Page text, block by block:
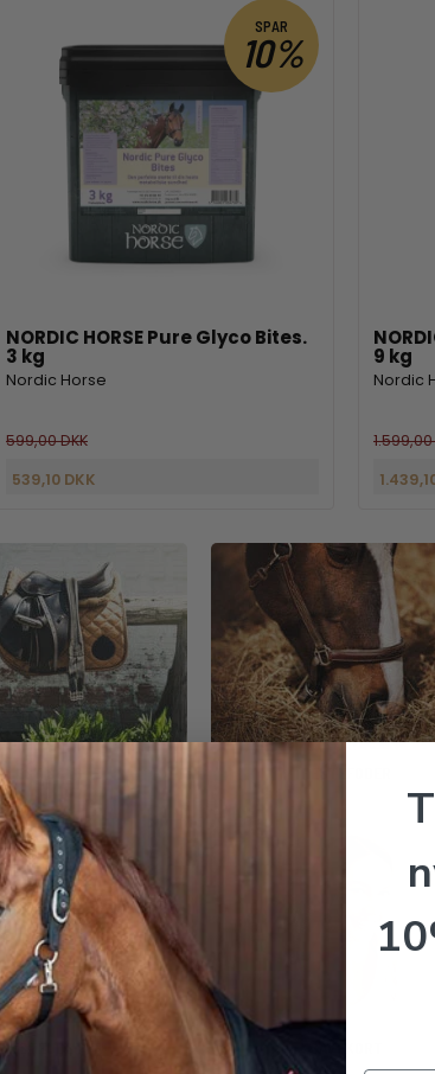
SPAR
10%
NORDIC HORSE Pure Glyco Bites.
3 kg
Nordic Horse
599,00 DKK
539,10 DKK
9 kg
Nordic
1.599,00
MEST SOLGTE
HESTEUDSTYR